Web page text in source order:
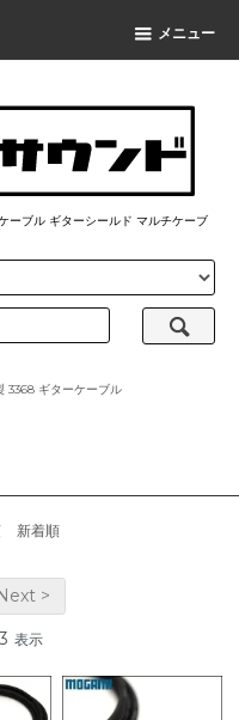
メニュー
ーブル ギターシールド マルチケーブ
3368 ギターケーブル
新着順
>
3 表示